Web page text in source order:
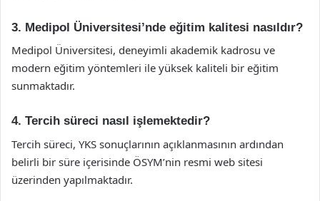
3. Medipol Üniversitesi’nde eğitim kalitesi nasıldır?
Medipol Üniversitesi, deneyimli akademik kadrosu ve
modern eğitim yöntemleri ile yüksek kaliteli bir eğitim
sunmaktadır.
4. Tercih süreci nasıl işlemektedir?
Tercih süreci, YKS sonuçlarının açıklanmasının ardından
belirli bir süre içerisinde ÖSYM’nin resmi web sitesi
üzerinden yapılmaktadır.